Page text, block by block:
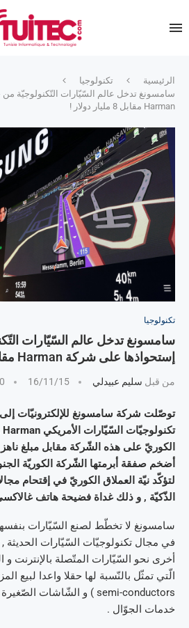
الرئيسية
تكنولوجيا
سامسونغ تدخل عالم السّيّارات التّكنولوجيّة
Harman مقابل 8 مليار دولار !
تكنولوجيا
سامسونغ تدخل عالم السّيّارات
إستحواذها على شركة Harman مقابل 8 مليار دولار !
من قبل سليم عبيدلي 16/11/15 0 التعليقات
توصّلت شركة سامسونغ للإلكترونيّات
أضخم صفقة أبرمتها الشّركة الكوريّة
لتؤكّد نيّة العملاق الكوريّ في إقتحام
الذّكيّة , و ذلك غداة فضيحة هاتف غالاكسي نوت 7
سامسونغ لا تخطّط لصنع السّيّارات
في مجال تكنولوجيّات السّيّارات الحديثة
أخرى نحو السّيّارات المتّصلة بالإنترنت و
الّتي تمثّل بالنّسبة لها حقلا واعدا لبيع
خدمات الجوّال .